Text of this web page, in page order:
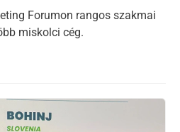
Forumon rangos szakmai
miskolci cég.